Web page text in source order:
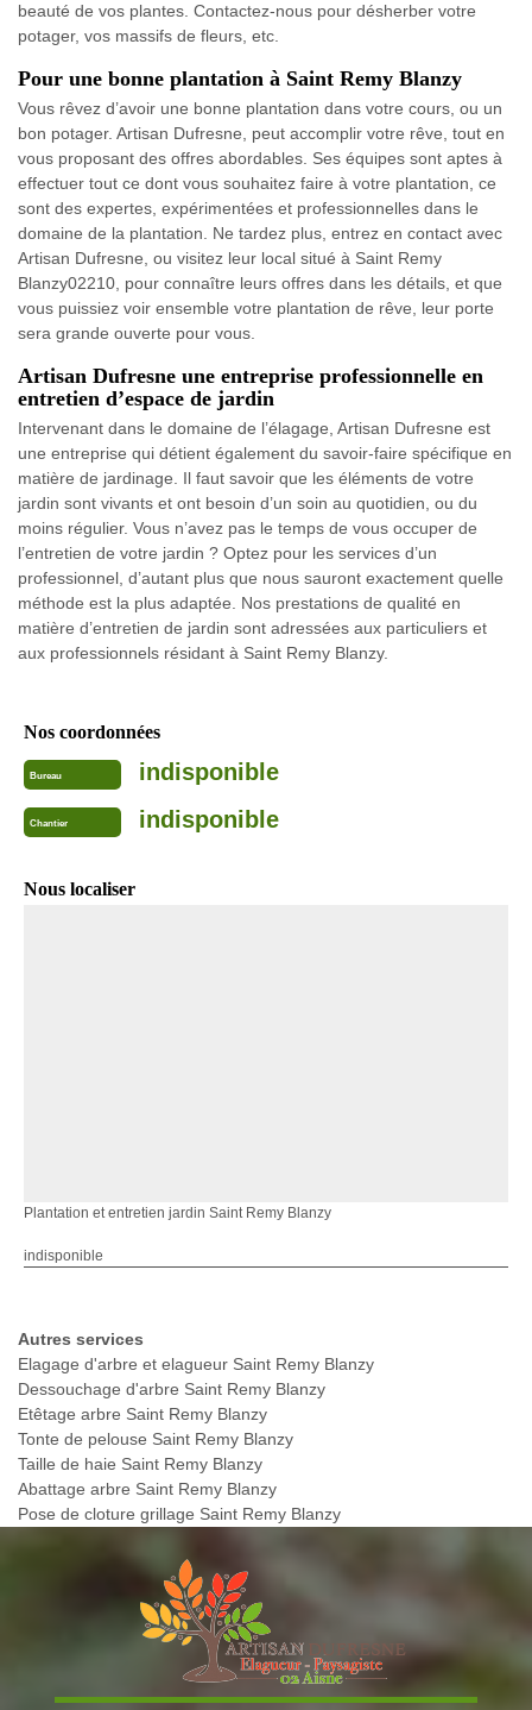
beauté de vos plantes. Contactez-nous pour désherber votre
potager, vos massifs de fleurs, etc.
Pour une bonne plantation à Saint Remy Blanzy
Vous rêvez d’avoir une bonne plantation dans votre cours, ou un
bon potager. Artisan Dufresne, peut accomplir votre rêve, tout en
vous proposant des offres abordables. Ses équipes sont aptes à
effectuer tout ce dont vous souhaitez faire à votre plantation, ce
sont des expertes, expérimentées et professionnelles dans le
domaine de la plantation. Ne tardez plus, entrez en contact avec
Artisan Dufresne, ou visitez leur local situé à Saint Remy
Blanzy02210, pour connaître leurs offres dans les détails, et que
vous puissiez voir ensemble votre plantation de rêve, leur porte
sera grande ouverte pour vous.
Artisan Dufresne une entreprise professionnelle en
entretien d’espace de jardin
Intervenant dans le domaine de l’élagage, Artisan Dufresne est
une entreprise qui détient également du savoir-faire spécifique en
matière de jardinage. Il faut savoir que les éléments de votre
jardin sont vivants et ont besoin d’un soin au quotidien, ou du
moins régulier. Vous n’avez pas le temps de vous occuper de
l’entretien de votre jardin ? Optez pour les services d’un
professionnel, d’autant plus que nous sauront exactement quelle
méthode est la plus adaptée. Nos prestations de qualité en
matière d’entretien de jardin sont adressées aux particuliers et
aux professionnels résidant à Saint Remy Blanzy.
Nos coordonnées
Bureau indisponible
Chantier indisponible
Nous localiser
Plantation et entretien jardin Saint Remy Blanzy
indisponible
Autres services
Elagage d'arbre et elagueur Saint Remy Blanzy
Dessouchage d'arbre Saint Remy Blanzy
Etêtage arbre Saint Remy Blanzy
Tonte de pelouse Saint Remy Blanzy
Taille de haie Saint Remy Blanzy
Abattage arbre Saint Remy Blanzy
Pose de cloture grillage Saint Remy Blanzy